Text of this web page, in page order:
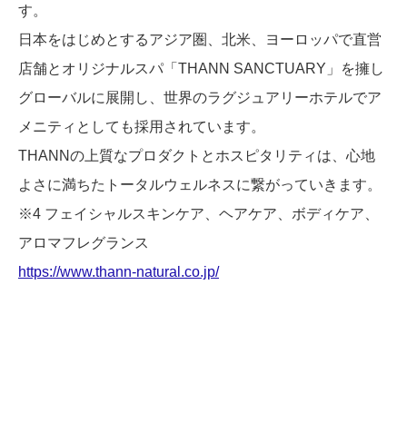
す。
日本をはじめとするアジア圏、北米、ヨーロッパで直営
店舗とオリジナルスパ「THANN SANCTUARY」を擁し
グローバルに展開し、世界のラグジュアリーホテルでア
メニティとしても採用されています。
THANNの上質なプロダクトとホスピタリティは、心地
よさに満ちたトータルウェルネスに繋がっていきます。
※4 フェイシャルスキンケア、ヘアケア、ボディケア、
アロマフレグランス
https://www.thann-natural.co.jp/